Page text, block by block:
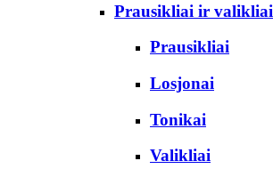
Prausikliai ir valikliai
Prausikliai
Losjonai
Tonikai
Valikliai